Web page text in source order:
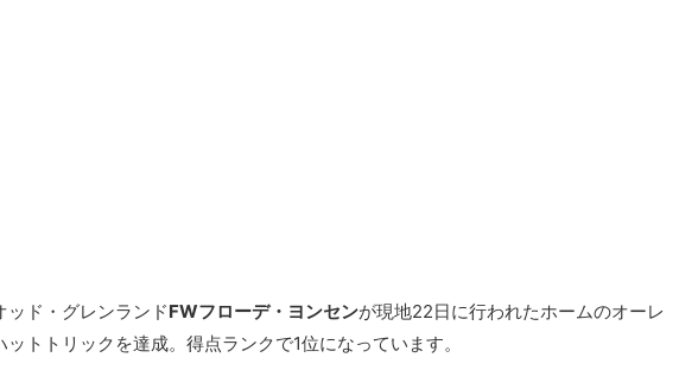
ッド・グレンランドFWフローデ・ヨンセンが現地22日に行われたホームのオーレ
ットトリックを達成。得点ランクで1位になっています。